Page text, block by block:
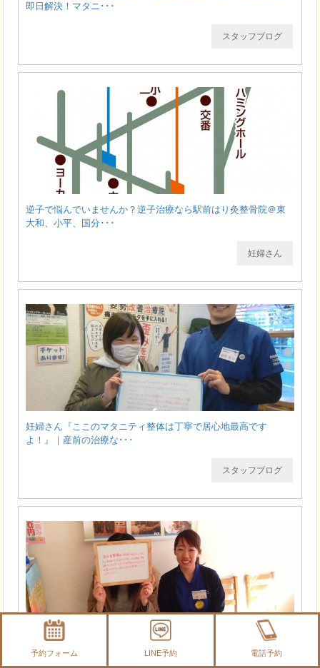
即日解決！マタニ･･･
スタッフブログ
逆子で悩んでいませんか？逆子治療なら駅前はり灸整骨院＠東
大和、小平、国分･･･
妊婦さん
妊婦さん『ここのマタニティ整体は丁寧で居心地最高です
よ！』｜産前の治療な･･･
スタッフブログ
東大和の産後骨盤矯正でクチコミ№１の整骨院です【産後・産
前のケア整骨院】
予約フォーム LINE予約 電話予約